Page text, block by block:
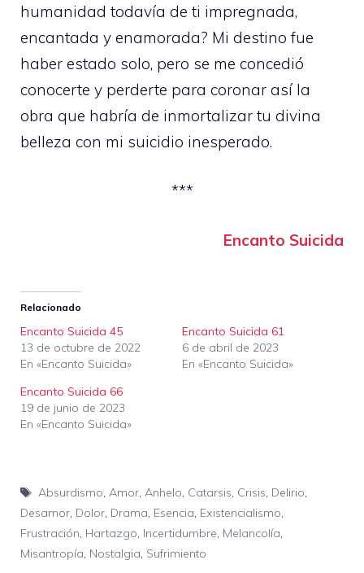
humanidad todavía de ti impregnada,
encantada y enamorada? Mi destino fue
haber estado solo, pero se me concedió
conocerte y perderte para coronar así la
obra que habría de inmortalizar tu divina
belleza con mi suicidio inesperado.
***
Encanto Suicida
Relacionado
Encanto Suicida 45
13 de octubre de 2022
En «Encanto Suicida»
Encanto Suicida 61
6 de abril de 2023
En «Encanto Suicida»
Encanto Suicida 66
19 de junio de 2023
En «Encanto Suicida»
Etiquetas
Absurdismo, Amor, Anhelo, Catarsis, Crisis, Delirio,
Desamor, Dolor, Drama, Esencia, Existencialismo,
Frustración, Hartazgo, Incertidumbre, Melancolía,
Misantropía, Nostalgia, Sufrimiento